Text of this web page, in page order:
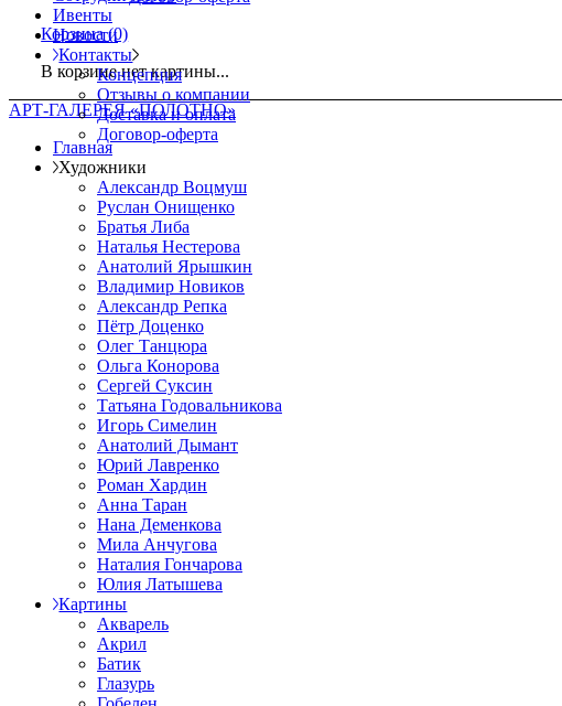
Корзина (0)
В корзине нет картины...
АРТ-ГАЛЕРЕЯ «ПОЛОТНО»
Главная
Художники
Александр Воцмуш
Руслан Онищенко
Братья Либа
Наталья Нестерова
Анатолий Ярышкин
Владимир Новиков
Александр Репка
Пётр Доценко
Олег Танцюра
Ольга Конорова
Сергей Суксин
Татьяна Годовальникова
Игорь Симелин
Анатолий Дымант
Юрий Лавренко
Роман Хардин
Анна Таран
Нана Деменкова
Мила Анчугова
Наталия Гончарова
Юлия Латышева
Картины
Акварель
Акрил
Батик
Глазурь
Ивенты
Новости
Контакты
Концепция
Отзывы о компании
Доставка и оплата
Договор-оферта